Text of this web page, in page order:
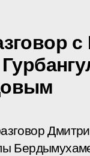
с